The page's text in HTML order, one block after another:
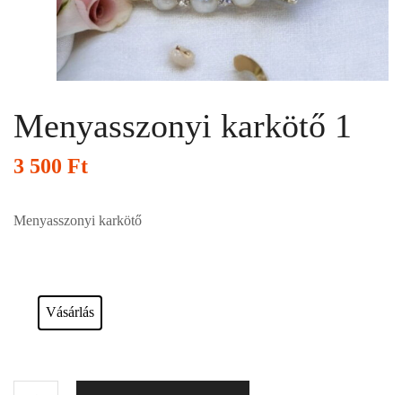
Menyasszonyi karkötő 1
3 500 Ft
Menyasszonyi karkötő
Vásárlás